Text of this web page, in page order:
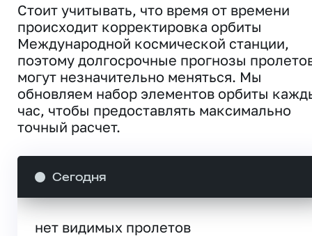
Стоит учитывать, что время от времени
происходит корректировка орбиты
Международной космической станции,
поэтому долгосрочные прогнозы
могут незначительно меняться. Мы
обновляем набор элементов орбиты
час, чтобы предоставлять максимально
точный расчет.
Сегодня
нет видимых пролетов